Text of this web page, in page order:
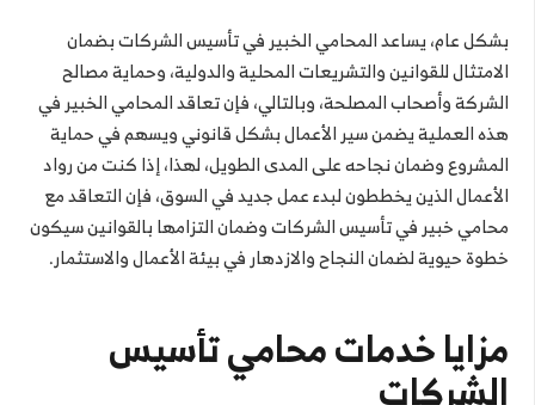
بشكل عام، يساعد المحامي الخبير في تأسيس الشركات بضمان
الامتثال للقوانين والتشريعات المحلية والدولية، وحماية مصالح
الشركة وأصحاب المصلحة، وبالتالي، فإن تعاقد المحامي الخبير في
هذه العملية يضمن سير الأعمال بشكل قانوني ويسهم في حماية
المشروع وضمان نجاحه على المدى الطويل، لهذا، إذا كنت من رواد
الأعمال الذين يخططون لبدء عمل جديد في السوق، فإن التعاقد مع
محامي خبير في تأسيس الشركات وضمان التزامها بالقوانين سيكون
خطوة حيوية لضمان النجاح والازدهار في بيئة الأعمال والاستثمار.
مزايا خدمات محامي تأسيس
الشركات